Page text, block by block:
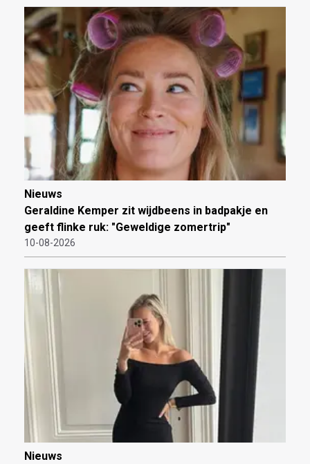
Nieuws
Geraldine Kemper zit wijdbeens in badpakje en
geeft flinke ruk: "Geweldige zomertrip"
10-08-2026
Nieuws